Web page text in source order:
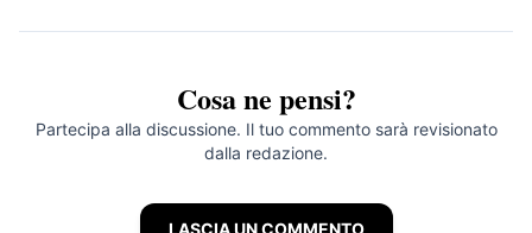
Cosa ne pensi?
Partecipa alla discussione. Il tuo commento sarà revisionato
dalla redazione.